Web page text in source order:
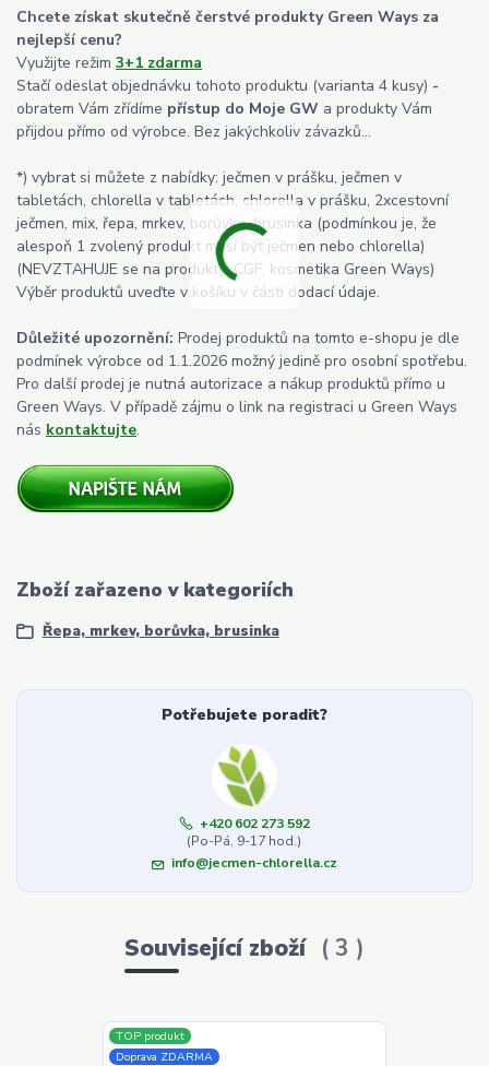
Chcete získat skutečně čerstvé produkty Green Ways za
nejlepší cenu?
Využijte režim 3+1 zdarma
Stačí odeslat objednávku tohoto produktu (varianta 4 kusy) -
obratem Vám zřídíme přístup do Moje GW a produkty Vám
přijdou přímo od výrobce. Bez jakýchkoliv závazků...
*) vybrat si můžete z nabídky: ječmen v prášku, ječmen v
tabletách, chlorella v tabletách, chlorella v prášku, 2xcestovní
ječmen, mix, řepa, mrkev, borůvka, brusinka (podmínkou je, že
alespoň 1 zvolený produkt musí být ječmen nebo chlorella)
(NEVZTAHUJE se na produkty: CGF, kosmetika Green Ways)
Výběr produktů uveďte v košíku v části dodací údaje.
Důležité upozornění: Prodej produktů na tomto e-shopu je dle
podmínek výrobce od 1.1.2026 možný jedině pro osobní spotřebu.
Pro další prodej je nutná autorizace a nákup produktů přímo u
Green Ways. V případě zájmu o link na registraci u Green Ways
nás kontaktujte.
Zboží zařazeno v kategoriích
Řepa, mrkev, borůvka, brusinka
Potřebujete poradit?
+420 602 273 592
(Po-Pá, 9-17 hod.)
info@jecmen-chlorella.cz
Související zboží 3
TOP produkt
Doprava ZDARMA